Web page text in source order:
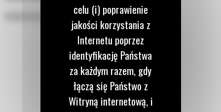
Idealne do przeładunku kruszywa w dużych ilościach.
celu (i) poprawienie
jakości korzystania z
Internetu poprzez
identyfikację Państwa
za każdym razem, gdy
łączą się Państwo z
Witryną internetową, i